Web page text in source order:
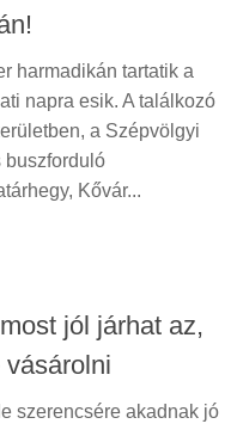
harmadikán tartatik a
napra esik. A találkozó
a Szépvölgyi
buszforduló
Kővár...
jól járhat az,
szerencsére akadnak jó